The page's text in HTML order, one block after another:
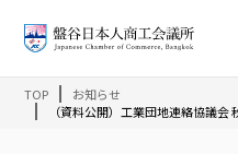
TOP
お知らせ
（資料公開）工業団地連絡協議会